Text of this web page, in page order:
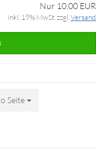
Nur 10,00 EUR
inkl. 19% MwSt. zzgl.Versand
Seite